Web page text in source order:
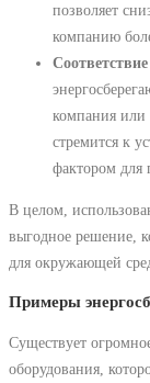
позволяет
компанию
компания или
стремится к
фактором для
В целом,
выгодное решение,
для окружающей
Примеры
Существует
оборудования,